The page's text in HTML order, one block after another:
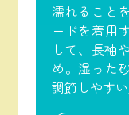
濡れること
ードを着用
して、長袖
め。湿った
調節しやす